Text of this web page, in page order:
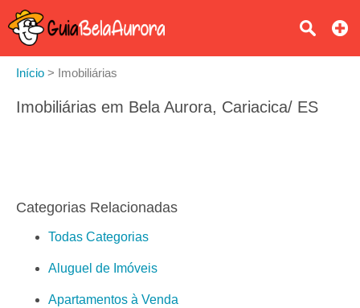
Início > Imobiliárias
Imobiliárias em Bela Aurora, Cariacica/ ES
Categorias Relacionadas
Todas Categorias
Aluguel de Imóveis
Apartamentos à Venda